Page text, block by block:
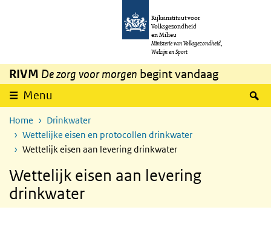
Overslaan en naar de inhoud gaan
Rijksinstituut voor
Volksgezondheid
en Milieu
Ministerie van Volksgezondheid,
Welzijn en Sport
RIVM De zorg voor morgen begint vandaag
Menu
Home
Drinkwater
Wettelijke eisen en protocollen drinkwater
Wettelijk eisen aan levering drinkwater
Wettelijk eisen aan levering
drinkwater